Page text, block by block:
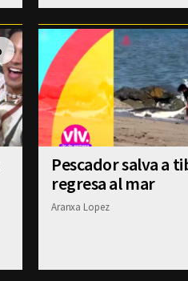
Pescador salva a
regresa al mar
Aranxa Lopez